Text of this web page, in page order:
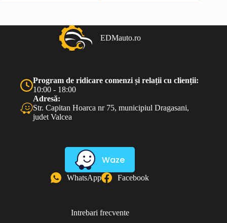
EDMauto.ro
Program de ridicare comenzi și relații cu clienții:
10:00 - 18:00
Adresă:
Str. Capitan Hoarca nr 75, municipiul Dragasani,
judet Valcea
Waze
WhatsApp Facebook
Intrebari frecvente